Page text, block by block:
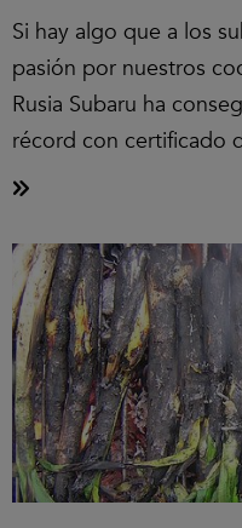
Si hay algo que a los
pasión por nuestros
Rusia Subaru ha
récord con certificado